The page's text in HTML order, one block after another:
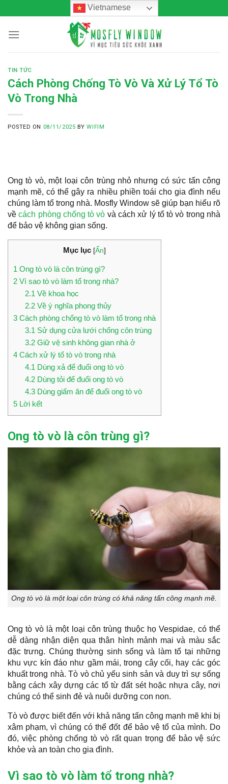
to
content
Vietnamese
TIN TỨC
Cách Phòng Chống Tò Vò Và Xử Lý Tổ Tò
Vò Trong Nhà
POSTED ON 08/11/2025 BYWIFIM
Ong tò vò, một loại côn trùng nhỏ nhưng có sức tấn công
mạnh mẽ, có thể gây ra nhiều phiền toái cho gia đình nếu
chúng làm tổ trong nhà. Mosfly Window sẽ giúp bạn hiểu rõ
vềcách phòng chống tò vò và cách xử lý tổ tò vò trong nhà
để bảo vệ không gian sống.
Mục lục [Ẩn]
1 Ong tò vò là côn trùng gì?
2 Vì sao tò vò làm tổ trong nhà?
2.1 Về khoa học
2.2Về ý nghĩa phong thủy
3 Cách phòng chống tò vò làm tổ trong nhà
3.1 Sử dụng cửa lưới chống côn trùng
3.2Giữ vệ sinh không gian nhà ở
4 Cách xử lý tổ tò vò trong nhà
4.1 Dùng xả để đuổi ong tò vò
4.2Dùng tỏi để đuổi ong tò vò
4.3Dùng giấm ăn để đuổi ong tò vò
5 Lời kết
Ong tò vò là côn trùng gì?
Ong tò vò là một loại côn trùng có khả năng tấn công mạnh mẽ.
Ong tò vò là một loại côn trùng thuộc họ Vespidae, có thể
dễ dàng nhận diện qua thân hình mảnh mai và màu sắc
đặc trưng. Chúng thường sinh sống và làm tổ tại những
khu vực kín đáo như gầm mái, trong cây cối, hay các góc
khuất trong nhà. Tò vò chủ yếu sinh sản và duy trì sự sống
bằng cách xây dựng các tổ từ đất sét hoặc nhựa cây, nơi
chúng có thể sinh đẻ và nuôi dưỡng con non.
Tò vò được biết đến với khả năng tấn công mạnh mẽ khi bị
xâm phạm, vì chúng có thể đốt để bảo vệ tổ của mình. Do
đó, việc phòng chống tò vò rất quan trọng để bảo vệ sức
khỏe và an toàn cho gia đình.
Vì sao tò vò làm tổ trong nhà?